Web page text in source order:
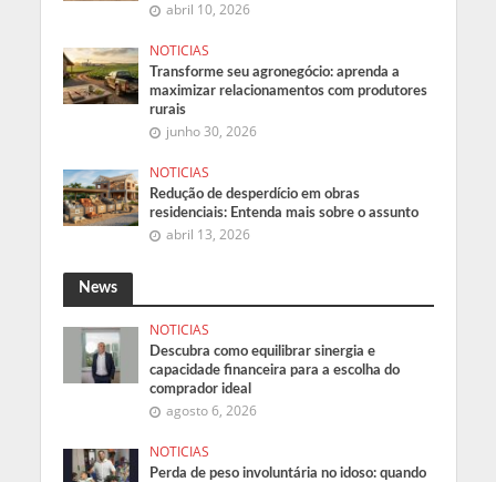
abril 10, 2026
NOTICIAS
Transforme seu agronegócio: aprenda a
maximizar relacionamentos com produtores
rurais
junho 30, 2026
NOTICIAS
Redução de desperdício em obras
residenciais: Entenda mais sobre o assunto
abril 13, 2026
News
NOTICIAS
Descubra como equilibrar sinergia e
capacidade financeira para a escolha do
comprador ideal
agosto 6, 2026
NOTICIAS
Perda de peso involuntária no idoso: quando